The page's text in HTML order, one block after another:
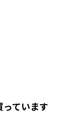
ています